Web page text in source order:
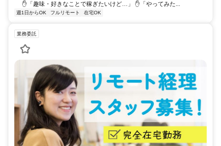
✋「趣味・好きなことで稼ぎたいけど…」 ✋「やってみた...
週1日からOK フルリモート 在宅OK
業務委託